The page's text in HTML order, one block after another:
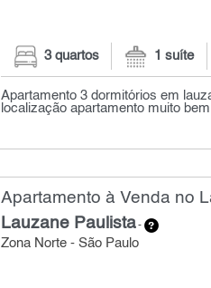
3 quartos 1 suíte
Apartamento 3 dormitórios em
localização apartamento muito
Apartamento à Venda no
Lauzane Paulista-
Zona Norte - São Paulo